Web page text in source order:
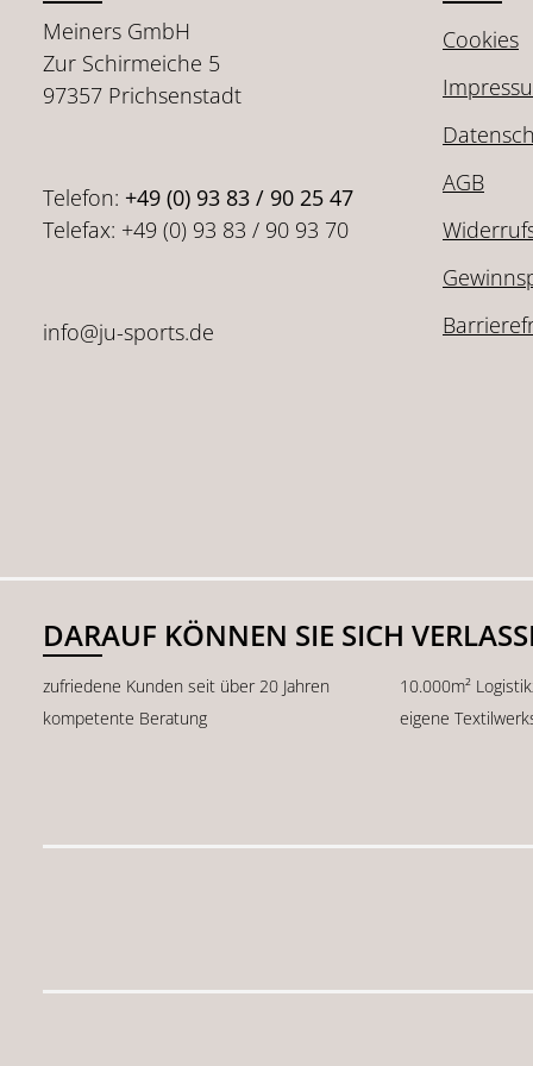
Meiners GmbH
Zur Schirmeiche 5
97357 Prichsenstadt
Telefon: +49 (0) 93 83 / 90 25 47
Telefax: +49 (0) 93 83 / 90 93 70
info@ju-sports.de
Cookies
AGB
DARAUF KÖNNEN SIE SICH
zufriedene Kunden seit über 20 Jahren
10.000m²
kompetente Beratung
eigene